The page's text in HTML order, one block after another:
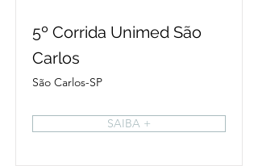
5º Corrida Unimed São
Carlos
São Carlos-SP
SAIBA +